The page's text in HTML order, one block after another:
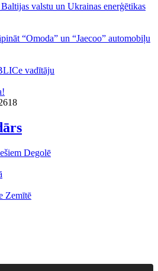
valstu un Ukrainas enerģētikas
“Omoda” un “Jaecoo” automobiļu
vadītāju
18
Degolē
Zemītē